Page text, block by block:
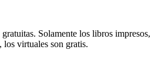
Solamente los libros impresos,
los virtuales son gratis.